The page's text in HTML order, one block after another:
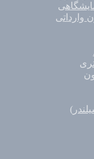
وارداتی